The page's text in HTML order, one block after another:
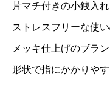
片マチ付きの小銭入
ストレスフリーな使
メッキ仕上げのブラ
形状で指にかかりや